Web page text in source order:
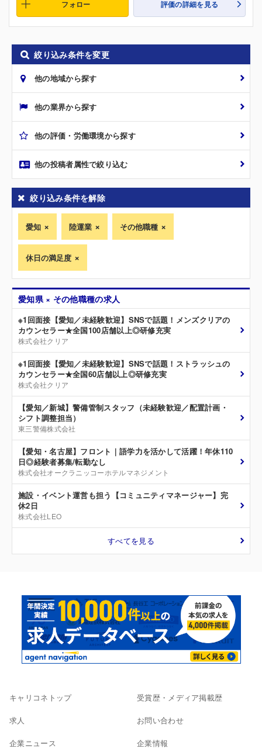
フォロー 評価の詳細を見る
絞り込み条件を変更
他の地域から探す
他の業界から探す
他の評価・労働環境から探す
他の投稿者属性で絞り込む
絞り込み条件を解除
愛知 陸運業 その他職種
休日の満足度
愛知県 × その他職種の求人
※1回面接【愛知／未経験歓迎】SNSで話題！メンズクリアの
カウンセラー★全国100店舗以上◎研修充実
株式会社クリア
※1回面接【愛知／未経験歓迎】SNSで話題！ストラッシュの
カウンセラー★全国60店舗以上◎研修充実
株式会社クリア
【愛知／新城】警備管制スタッフ（未経験歓迎／配置計画・
シフト調整担当）
東三警備株式会社
【愛知・名古屋】フロント｜語学力を活かして活躍！年休110
日◎経験者募集/転勤なし
株式会社オークラニッコーホテルマネジメント
施設・イベント運営も担う【コミュニティマネージャー】完
休2日
株式会社LEO
すべてを見る
キャリコネトップ
求人
企業ニュース
受賞歴・メディア掲載歴
お問い合わせ
企業情報